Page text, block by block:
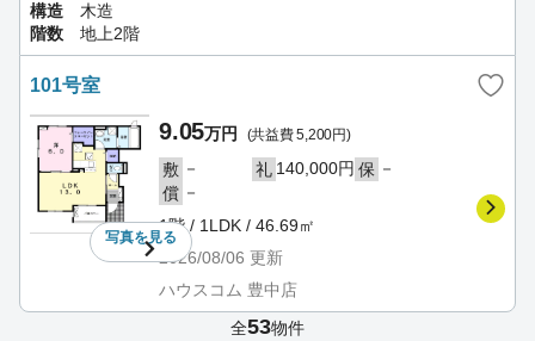
構造
木造
階数
地上2階
101号室
写真を見る
9.05万円 (共益費 5,200円)
敷 － 礼 140,000円 保 －
償 －
1階 / 1LDK / 46.69㎡
2026/08/06 更新
ハウスコム 豊中店
全53物件